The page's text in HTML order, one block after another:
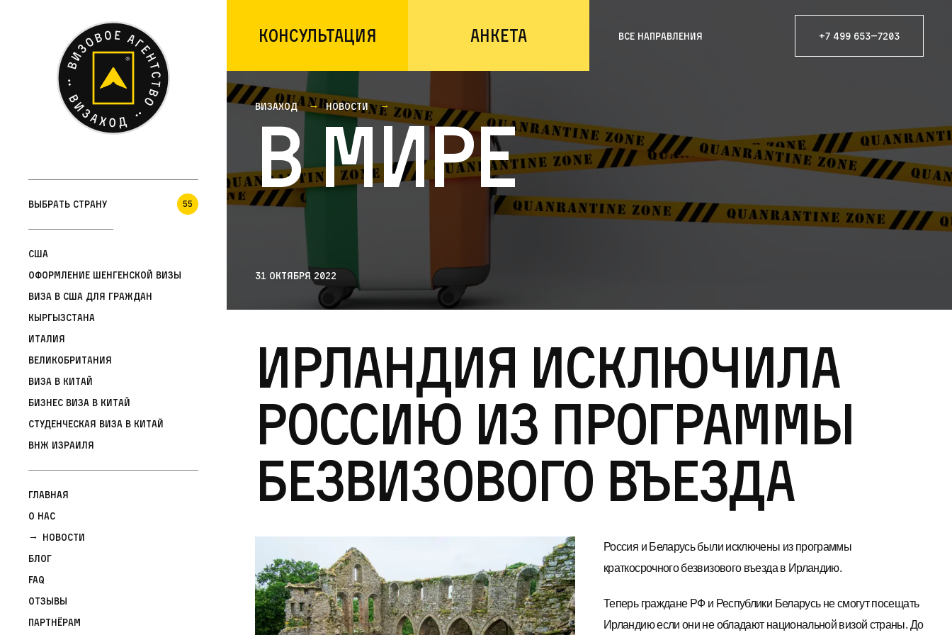
Консультация Анкета Все направления +7 499 653—7203
Выбрать страну 55
США
Оформление шенгенской визы
Виза в США для граждан
Кыргызстана
Италия
Великобритания
Виза в Китай
Бизнес виза в Китай
Студенческая виза в Китай
ВНЖ Израиля
Главная
О нас
Новости
Блог
FAQ
Отзывы
Партнёрам
Визаход Новости
В мире
31 октября 2022
Ирландия исключила
Россию из программы
безвизового въезда
Россия и Беларусь были исключены из программы
краткосрочного безвизового въезда в Ирландию.
Теперь граждане РФ и Республики Беларусь не смогут посещать
Ирландию если они не обладают национальной визой страны. До